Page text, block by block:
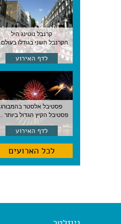
קרנבל נוטינג היל
הקרנבל השני בגודלו בעולם, עם מוזיקה, תהלוכות ותחפושות. לונדון
לדף האירוע
פסטיבל אלסטר בהמבורג
פסטיבל הקיץ הגדול ביותר בהמבורג, סוף אוגוסט, גרמניה
לדף האירוע
לכל הארועים